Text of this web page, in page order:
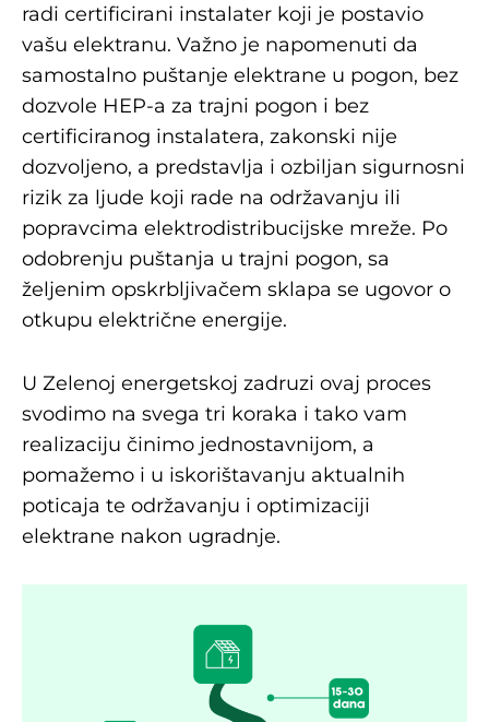
radi certificirani instalater koji je postavio
vašu elektranu. Važno je napomenuti da
samostalno puštanje elektrane u pogon, bez
dozvole HEP-a za trajni pogon i bez
certificiranog instalatera, zakonski nije
dozvoljeno, a predstavlja i ozbiljan sigurnosni
rizik za ljude koji rade na održavanju ili
popravcima elektrodistribucijske mreže. Po
odobrenju puštanja u trajni pogon, sa
željenim opskrbljivačem sklapa se ugovor o
otkupu električne energije.
U Zelenoj energetskoj zadruzi ovaj proces
svodimo na svega tri koraka i tako vam
realizaciju činimo jednostavnijom, a
pomažemo i u iskorištavanju aktualnih
poticaja te održavanju i optimizaciji
elektrane nakon ugradnje.